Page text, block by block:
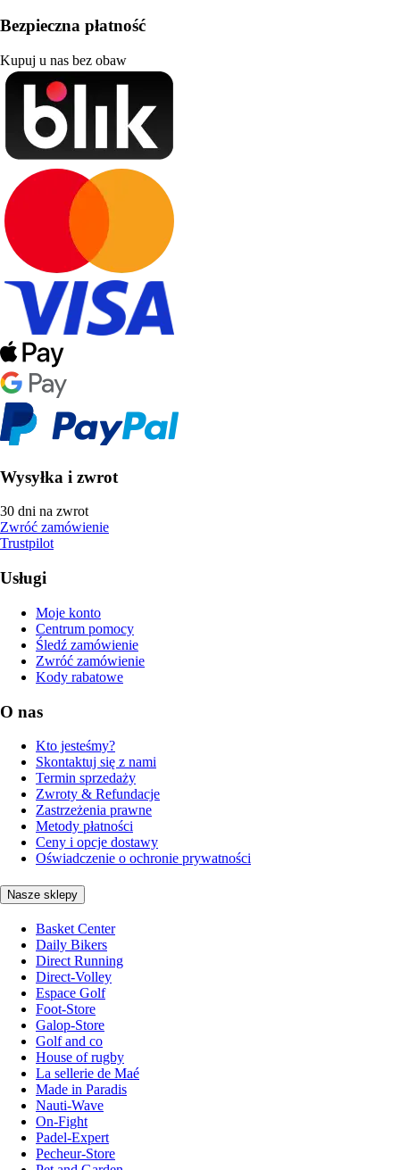
Bezpieczna płatność
Kupuj u nas bez obaw
Wysyłka i zwrot
30 dni na zwrot
Zwróć zamówienie
Trustpilot
Usługi
Moje konto
Centrum pomocy
Śledź zamówienie
Zwróć zamówienie
Kody rabatowe
O nas
Kto jesteśmy?
Skontaktuj się z nami
Termin sprzedaży
Zwroty & Refundacje
Zastrzeżenia prawne
Metody płatności
Ceny i opcje dostawy
Oświadczenie o ochronie prywatności
Nasze sklepy
Basket Center
Daily Bikers
Direct Running
Direct-Volley
Espace Golf
Foot-Store
Galop-Store
Golf and co
House of rugby
La sellerie de Maé
Made in Paradis
Nauti-Wave
On-Fight
Padel-Expert
Pecheur-Store